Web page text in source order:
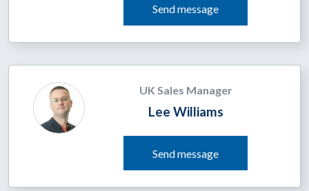
Send message
UK Sales Manager
Lee Williams
Send message